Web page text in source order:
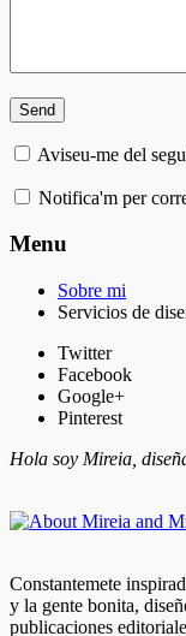
Aviseu-me del
Notifica'm per
Menu
Sobre mi
Servicios de
Twitter
Facebook
Google+
Pinterest
Hola soy Mireia,
Constantemete
y la gente bonita,
publicaciones